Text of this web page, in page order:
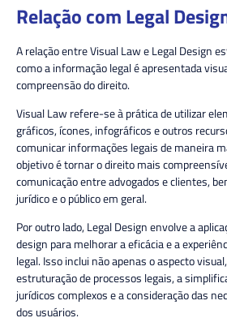
Relação com Legal
A relação entre Visual Law e Legal Design
como a informação legal é apresentada
compreensãodo direito.
Visual Law refere-se à prática de utilizar
gráficos, ícones, infográficos e outros
comunicar informações legais de maneira
objetivo é tornar o direito mais
comunicação entre advogados e clientes,
jurídico e o público em geral.
Por outro lado, Legal Design envolve a
design para melhorar a eficácia e a
legal. Isso inclui não apenas o aspecto visual
estruturação de processos legais, a
jurídicos complexos e a consideração das
dos usuários.